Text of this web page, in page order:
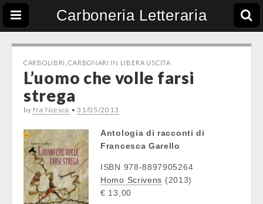
Carboneria Letteraria
CARBOLIBRI ,CARBONARI IN LIBERA USCITA
L’uomo che volle farsi
strega
byfra'Ncesca •31/05/2013
Antologia di racconti di
Francesca Garello
ISBN 978-8897905264
Homo Scrivens (2013)
€ 13,00